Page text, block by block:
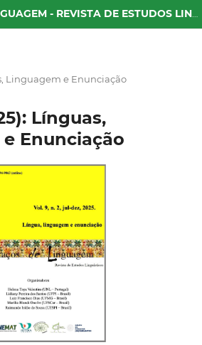
TRAÇOS DE LINGUAGEM - REVISTA DE ESTUDOS LINGUÍSTICOS
Linguagem e Enunciação
Línguas,
Enunciação